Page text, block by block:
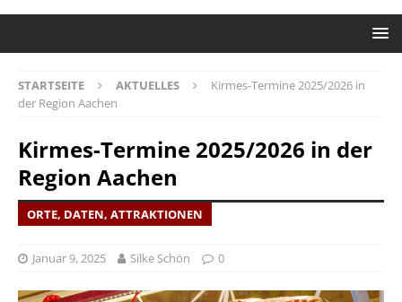
STARTSEITE AKTUELLES
Kirmes-Termine 2025/2026 in
der Region Aachen
Kirmes-Termine 2025/2026 in der
Region Aachen
ORTE, DATEN, ATTRAKTIONEN
Januar 9, 2025 Silke Schön 0